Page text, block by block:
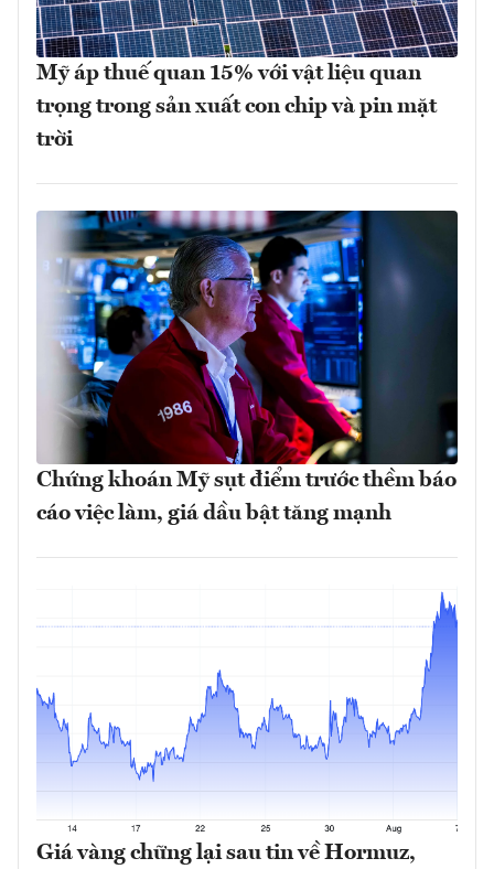
Mỹ áp thuế quan 15% với vật liệu quan
trọng trong sản xuất con chip và pin mặt
trời
Chứng khoán Mỹ sụt điểm trước thềm báo
cáo việc làm, giá dầu bật tăng mạnh
Giá vàng chững lại sau tin về Hormuz,